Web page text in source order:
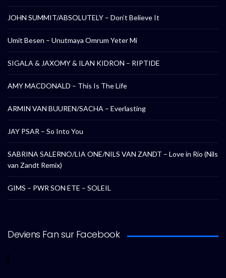
JOHN SUMMIT/ABSOLUTELY – Don’t Believe It
Umit Besen – Unutmaya Omrum Yeter Mi
SIGALA & JAXOMY & ILAN KIDRON – RIPTIDE
AMY MACDONALD – This Is The Life
ARMIN VAN BUUREN/SACHA – Everlasting
JAY PSAR – So Into You
SABRINA SALERNO/LIA ONE/NILS VAN ZANDT – Love in Rio (Nils
van Zandt Remix)
GIMS – PWR SON ETE – SOLEIL
Deviens Fan sur Facebook